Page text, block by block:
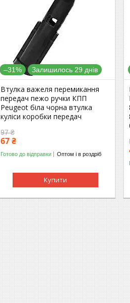
–31% Залишилось 29 днів
Втулка важеля перемикання
передач пежо ручки КПП
Peugeot біла чорна втулка
куліси коробки передач
97 ₴
67 ₴
Готово до відправки Оптом і в роздріб
Купити